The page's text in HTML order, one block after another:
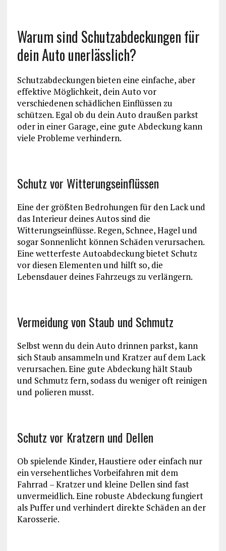
Warum sind Schutzabdeckungen für
dein Auto unerlässlich?
Schutzabdeckungen bieten eine einfache, aber
effektive Möglichkeit, dein Auto vor
verschiedenen schädlichen Einflüssen zu
schützen. Egal ob du dein Auto draußen parkst
oder in einer Garage, eine gute Abdeckung kann
viele Probleme verhindern.
Schutz vor Witterungseinflüssen
Eine der größten Bedrohungen für den Lack und
das Interieur deines Autos sind die
Witterungseinflüsse. Regen, Schnee, Hagel und
sogar Sonnenlicht können Schäden verursachen.
Eine wetterfeste Autoabdeckung bietet Schutz
vor diesen Elementen und hilft so, die
Lebensdauer deines Fahrzeugs zu verlängern.
Vermeidung von Staub und Schmutz
Selbst wenn du dein Auto drinnen parkst, kann
sich Staub ansammeln und Kratzer auf dem Lack
verursachen. Eine gute Abdeckung hält Staub
und Schmutz fern, sodass du weniger oft reinigen
und polieren musst.
Schutz vor Kratzern und Dellen
Ob spielende Kinder, Haustiere oder einfach nur
ein versehentliches Vorbeifahren mit dem
Fahrrad – Kratzer und kleine Dellen sind fast
unvermeidlich. Eine robuste Abdeckung fungiert
als Puffer und verhindert direkte Schäden an der
Karosserie.